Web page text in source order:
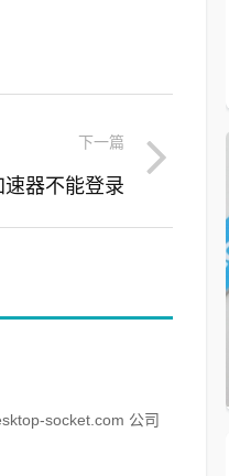
下一篇
速器不能登录
socket.com 公司